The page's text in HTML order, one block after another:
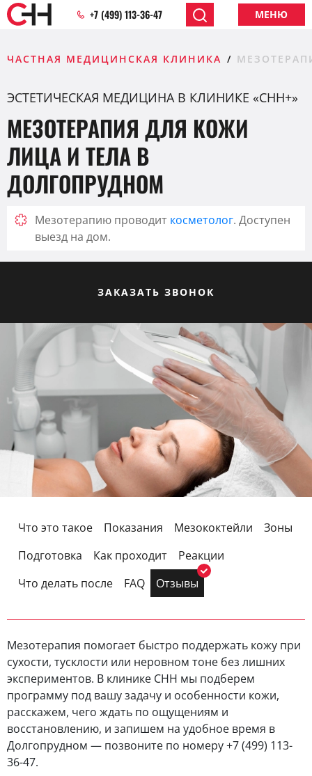
+7 (499) 113-36-47 МЕНЮ
ЧАСТНАЯ МЕДИЦИНСКАЯ КЛИНИКА
ЭСТЕТИЧЕСКАЯ МЕДИЦИНА В КЛИНИКЕ «CHH+»
МЕЗОТЕРАПИЯ ДЛЯ КОЖИ
ЛИЦА И ТЕЛА В
ДОЛГОПРУДНОМ
Мезотерапию проводит косметолог. Доступен
выезд на дом.
ЗАКАЗАТЬ ЗВОНОК
Что это такое Показания Мезококтейли
Зоны
Подготовка
Как проходит
Реакции
Что делать после
FAQ Отзывы
Мезотерапия помогает быстро поддержать кожу при
сухости, тусклости или неровном тоне без лишних
экспериментов. В клинике СНН мы подберем
программу под вашу задачу и особенности кожи,
расскажем, чего ждать по ощущениям и
восстановлению, и запишем на удобное время в
Долгопрудном — позвоните по номеру +7 (499) 113-
36-47.